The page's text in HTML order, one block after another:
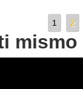
1 2
mismo